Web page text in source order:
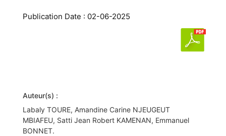
Publication Date : 02-06-2025
Auteur(s) :
Labaly TOURE, Amandine Carine NJEUGEUT
MBIAFEU, Satti Jean Robert KAMENAN, Emmanuel
BONNET.